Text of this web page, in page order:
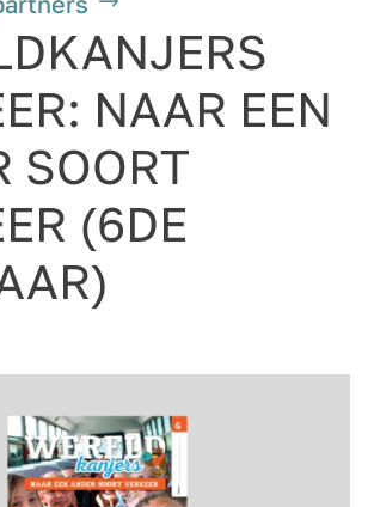
NAAR EEN
SOORT
(6DE